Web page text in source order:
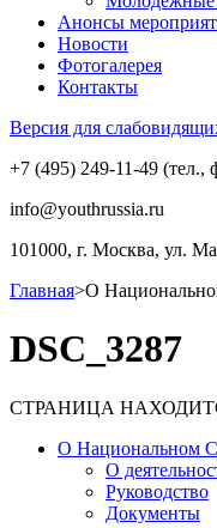
Анонсы
Новости
Фотогалерея
Контакты
Версия для
+7 (495) 249-11-49 (тел.,
info@youthrussia.ru
101000, г. Москва, ул.
Главная>О
DSC_3287
СТРАНИЦА
О Национальном
О
Руководство
Документы